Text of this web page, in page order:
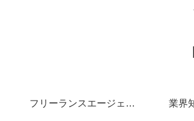
フリーランスエージェント 業界